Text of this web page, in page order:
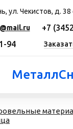
ул. Чекистов, д. 38
+7
94